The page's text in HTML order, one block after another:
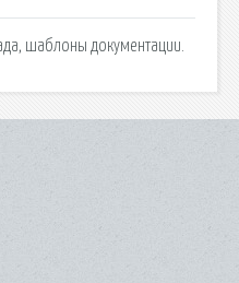
шаблоны документации.